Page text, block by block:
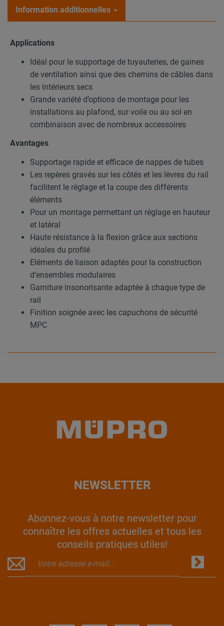
Information additionnelles
Applications
Idéal pour le supportage de tuyauteries, de gaines
de ventilation ainsi que des chemins de câbles dans
les intérieurs secs
Grande variété d’options de montage pour les
installations au plafond, sur voile ou au sol en
combinaison avec de nombreux accessoires
Avantages
Supportage rapide et efficace de nappes de tubes
Les repères gravés sur les côtés et les lèvres du rail
facilitent le réglage et la coupe des différents
éléments
Pour un montage permettant un réglage en hauteur
et latéral
Haute résistance à la flexion grâce aux sections
idéales du profilé
Eléments de liaison adaptés pour la construction
d’ensembles modulaires
Garniture insonorisante adaptée à chaque type de
rail
Finition soignée avec les capuchons de sécurité
MPC
NEWSLETTER
Abonnez-vous à notre newsletter pour
connaître les offres actuelles et tous les
conseils pratiques utiles!